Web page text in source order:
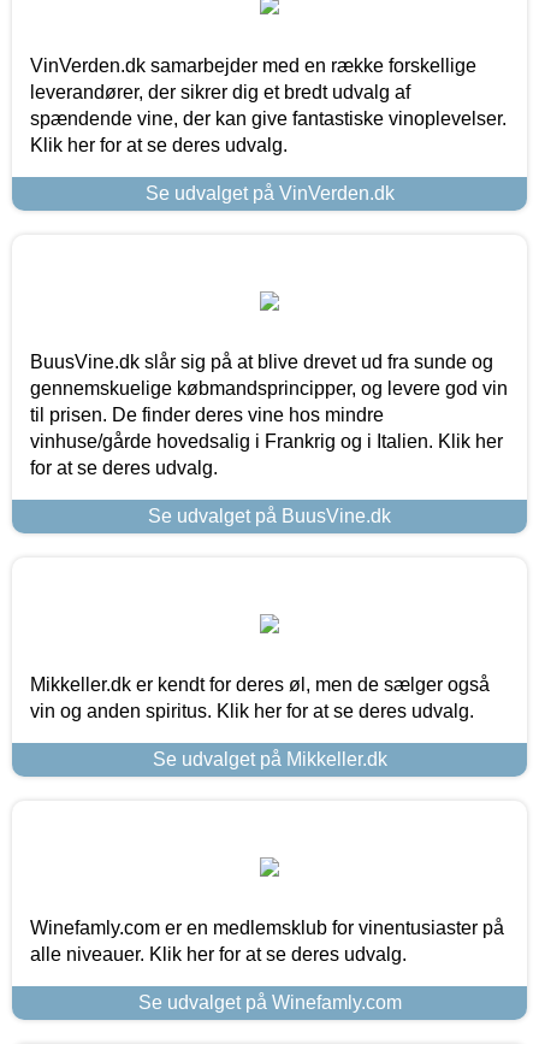
VinVerden.dk samarbejder med en række forskellige
leverandører, der sikrer dig et bredt udvalg af
spændende vine, der kan give fantastiske vinoplevelser.
Klik her for at se deres udvalg.
Se udvalget på VinVerden.dk
BuusVine.dk slår sig på at blive drevet ud fra sunde og
gennemskuelige købmandsprincipper, og levere god vin
til prisen. De finder deres vine hos mindre
vinhuse/gårde hovedsalig i Frankrig og i Italien. Klik her
for at se deres udvalg.
Se udvalget på BuusVine.dk
Mikkeller.dk er kendt for deres øl, men de sælger også
vin og anden spiritus. Klik her for at se deres udvalg.
Se udvalget på Mikkeller.dk
Winefamly.com er en medlemsklub for vinentusiaster på
alle niveauer. Klik her for at se deres udvalg.
Se udvalget på Winefamly.com